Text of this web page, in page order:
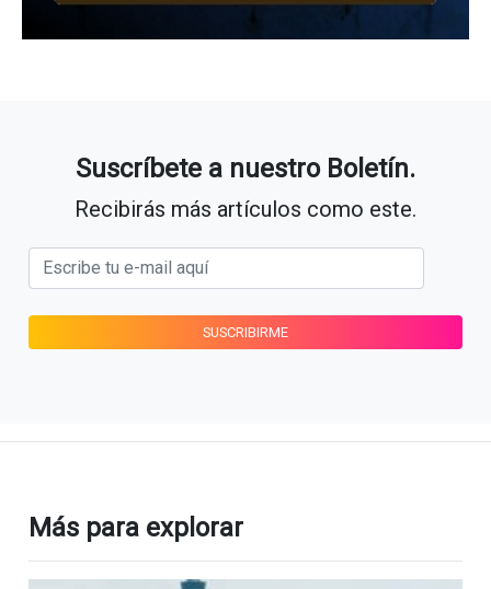
Suscríbete a nuestro Boletín.
Recibirás más artículos como este.
Más para explorar